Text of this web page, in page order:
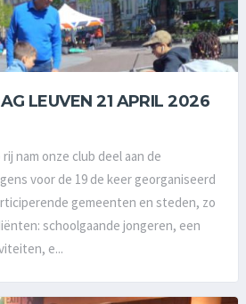
LEUVEN 21 APRIL 2026
nam onze club deel aan de
voor de 19 de keer georganiseerd
gemeenten en steden, zo
schoolgaande jongeren, een
e...